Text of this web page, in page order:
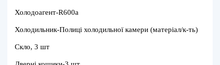
Холодоагент-R600a
Холодильник-Полиці холодильної камери (матеріал/к-ть)
Скло, 3 шт